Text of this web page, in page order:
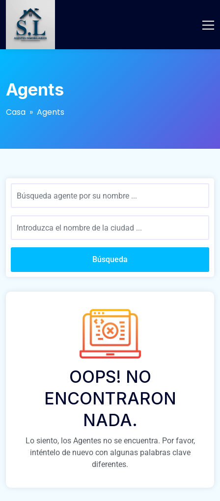
Agents
Casa » Agents
Búsqueda
OOPS! NO
ENCONTRARON
NADA.
Lo siento, los Agentes no se encuentra. Por favor,
inténtelo de nuevo con algunas palabras clave
diferentes.